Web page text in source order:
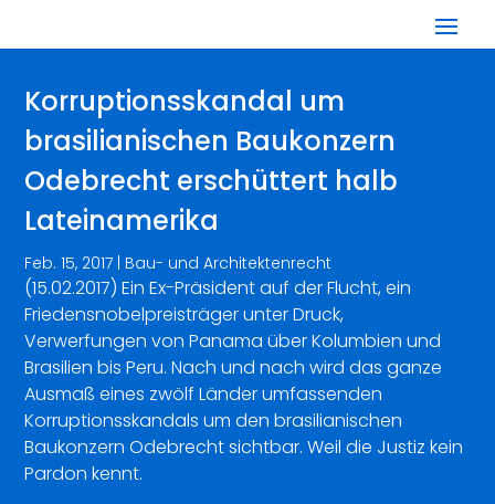
Korruptionsskandal um
brasilianischen Baukonzern
Odebrecht erschüttert halb
Lateinamerika
Feb. 15, 2017 Bau- und Architektenrecht
(15.02.2017) Ein Ex-Präsident auf der Flucht, ein
Friedensnobelpreisträger unter Druck,
Verwerfungen von Panama über Kolumbien und
Brasilien bis Peru. Nach und nach wird das ganze
Ausmaß eines zwölf Länder umfassenden
Korruptionsskandals um den brasilianischen
Baukonzern Odebrecht sichtbar. Weil die Justiz kein
Pardon kennt.